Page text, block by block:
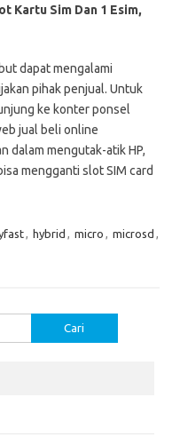
Kartu Sim Dan 1 Esim,
dapat mengalami
pihak penjual. Untuk
ke konter ponsel
jual beli online
dalam mengutak-atik HP,
mengganti slot SIM card
hybrid micro microsd